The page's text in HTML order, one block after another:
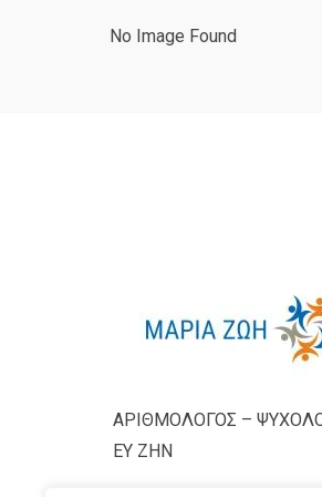
No Image Found
ΑΡΙΘΜΟΛΟΓΟΣ –
ΕΥ ΖΗΝ